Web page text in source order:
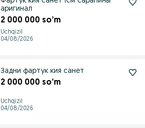
аригинал
2 000 000 so’m
Uchqizil
04/08/2026
Задни фартук кия санет
2 000 000 so’m
Uchqizil
04/08/2026